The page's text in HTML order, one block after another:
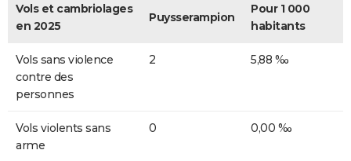
Vols et cambriolages
en 2025
Puysserampion
Pour 1 000
habitants
Vols sans violence
contre des
personnes
2 5,88 ‰
Vols violents sans
arme
0 0,00 ‰